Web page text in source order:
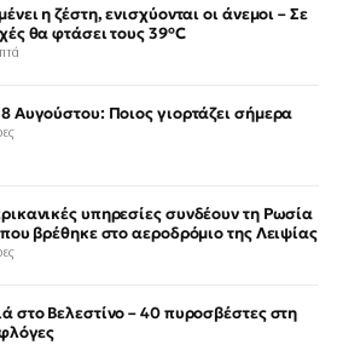
η ζέστη, ενισχύονται οι άνεμοι – Σε
θα φτάσει τους 39°C
Αυγούστου: Ποιος γιορτάζει σήμερα
υπηρεσίες συνδέουν τη Ρωσία
βρέθηκε στο αεροδρόμιο της Λειψίας
στο Βελεστίνο – 40 πυροσβέστες στη